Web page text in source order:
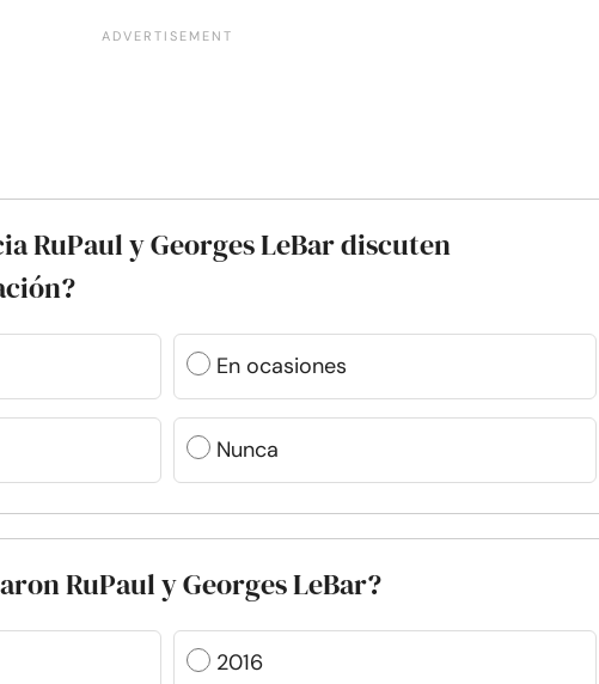
RuPaul y Georges LeBar discuten
En ocasiones
Nunca
RuPaul y Georges LeBar?
2016